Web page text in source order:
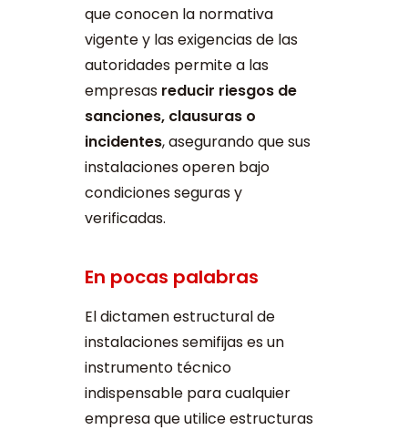
que conocen la normativa
vigente y las exigencias de las
autoridades permite a las
empresas reducir riesgos de
sanciones, clausuras o
incidentes, asegurando que sus
instalaciones operen bajo
condiciones seguras y
verificadas.
En pocas palabras
El dictamen estructural de
instalaciones semifijas es un
instrumento técnico
indispensable para cualquier
empresa que utilice estructuras